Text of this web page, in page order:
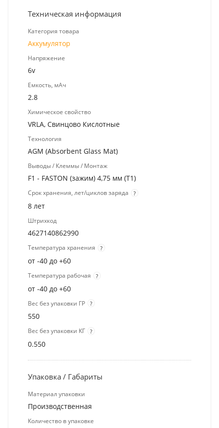
Техническая информация
Категория товара
Аккумулятор
Напряжение
6v
Емкость, мАч
2.8
Химическое свойство
VRLA, Свинцово Кислотные
Технология
AGM (Absorbent Glass Mat)
Выводы / Клеммы / Монтаж
F1 - FASTON (зажим) 4,75 мм (T1)
Срок хранения, лет/циклов заряда ?
8 лет
Штрихкод
4627140862990
Температура хранения ?
от -40 до +60
Температура рабочая ?
от -40 до +60
Вес без упаковки ГР ?
550
Вес без упаковки КГ ?
0.550
Упаковка / Габариты
Материал упаковки
Производственная
Количество в упаковке